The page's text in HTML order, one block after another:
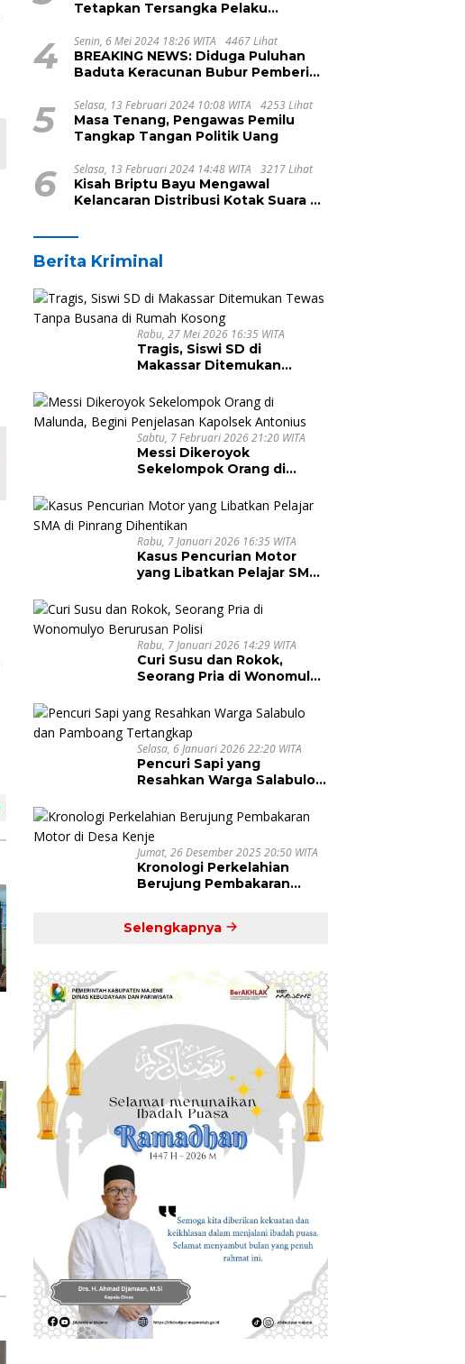
Tetapkan Tersangka Pelaku
4 Senin, 6 Mei 2024 18:26 WITA 4467 Lihat
BREAKING NEWS: Diduga Puluhan
Baduta Keracunan Bubur Pemberian
5 Selasa, 13 Februari 2024 10:08 WITA 4253 Lihat
Masa Tenang, Pengawas Pemilu
Tangkap Tangan Politik Uang
6 Selasa, 13 Februari 2024 14:48 WITA 3217 Lihat
Kisah Briptu Bayu Mengawal
Kelancaran Distribusi Kotak Suara di
Sungai dan Jalan Terjal
Berita Kriminal
Rabu, 27 Mei 2026 16:35 WITA
Tragis, Siswi SD di
Makassar Ditemukan
Rumah Kosong
Sabtu, 7 Februari 2026 21:20 WITA
Messi Dikeroyok
Sekelompok Orang di
Kapolsek Antonius
Rabu, 7 Januari 2026 16:35 WITA
Kasus Pencurian Motor
yang Libatkan Pelajar SMA
Rabu, 7 Januari 2026 14:29 WITA
Curi Susu dan Rokok,
Seorang Pria di Wonomulyo
Selasa, 6 Januari 2026 22:20 WITA
Pencuri Sapi yang
Resahkan Warga Salabulo
Jumat, 26 Desember 2025 20:50 WITA
Kronologi Perkelahian
Berujung Pembakaran
Selengkapnya